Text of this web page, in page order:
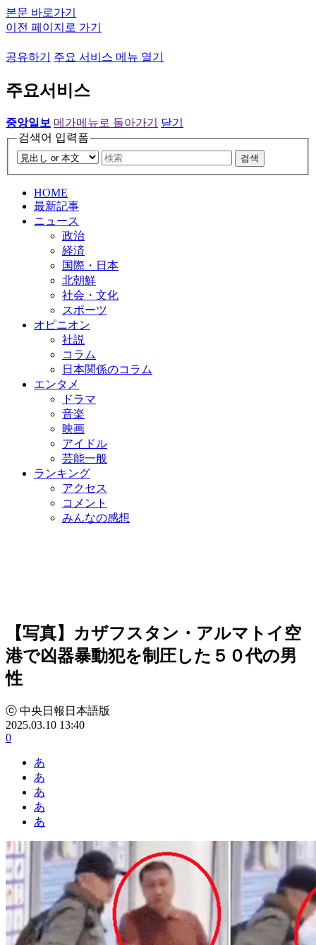
본문 바로가기
이전 페이지로 가기
공유하기 주요 서비스 메뉴 열기
주요서비스
중앙일보 메가메뉴로 돌아가기
닫기
검색어 입력폼
검색
HOME
最新記事
ニュース
政治
経済
国際・日本
北朝鮮
社会・文化
スポーツ
オピニオン
社説
コラム
日本関係のコラム
エンタメ
ドラマ
音楽
映画
アイドル
芸能一般
ランキング
アクセス
コメント
みんなの感想
【写真】カザフスタン・アルマトイ空
港で凶器暴動犯を制圧した５０代の男
性
ⓒ 中央日報日本語版
2025.03.10 13:40
0
あ
あ
あ
あ
あ